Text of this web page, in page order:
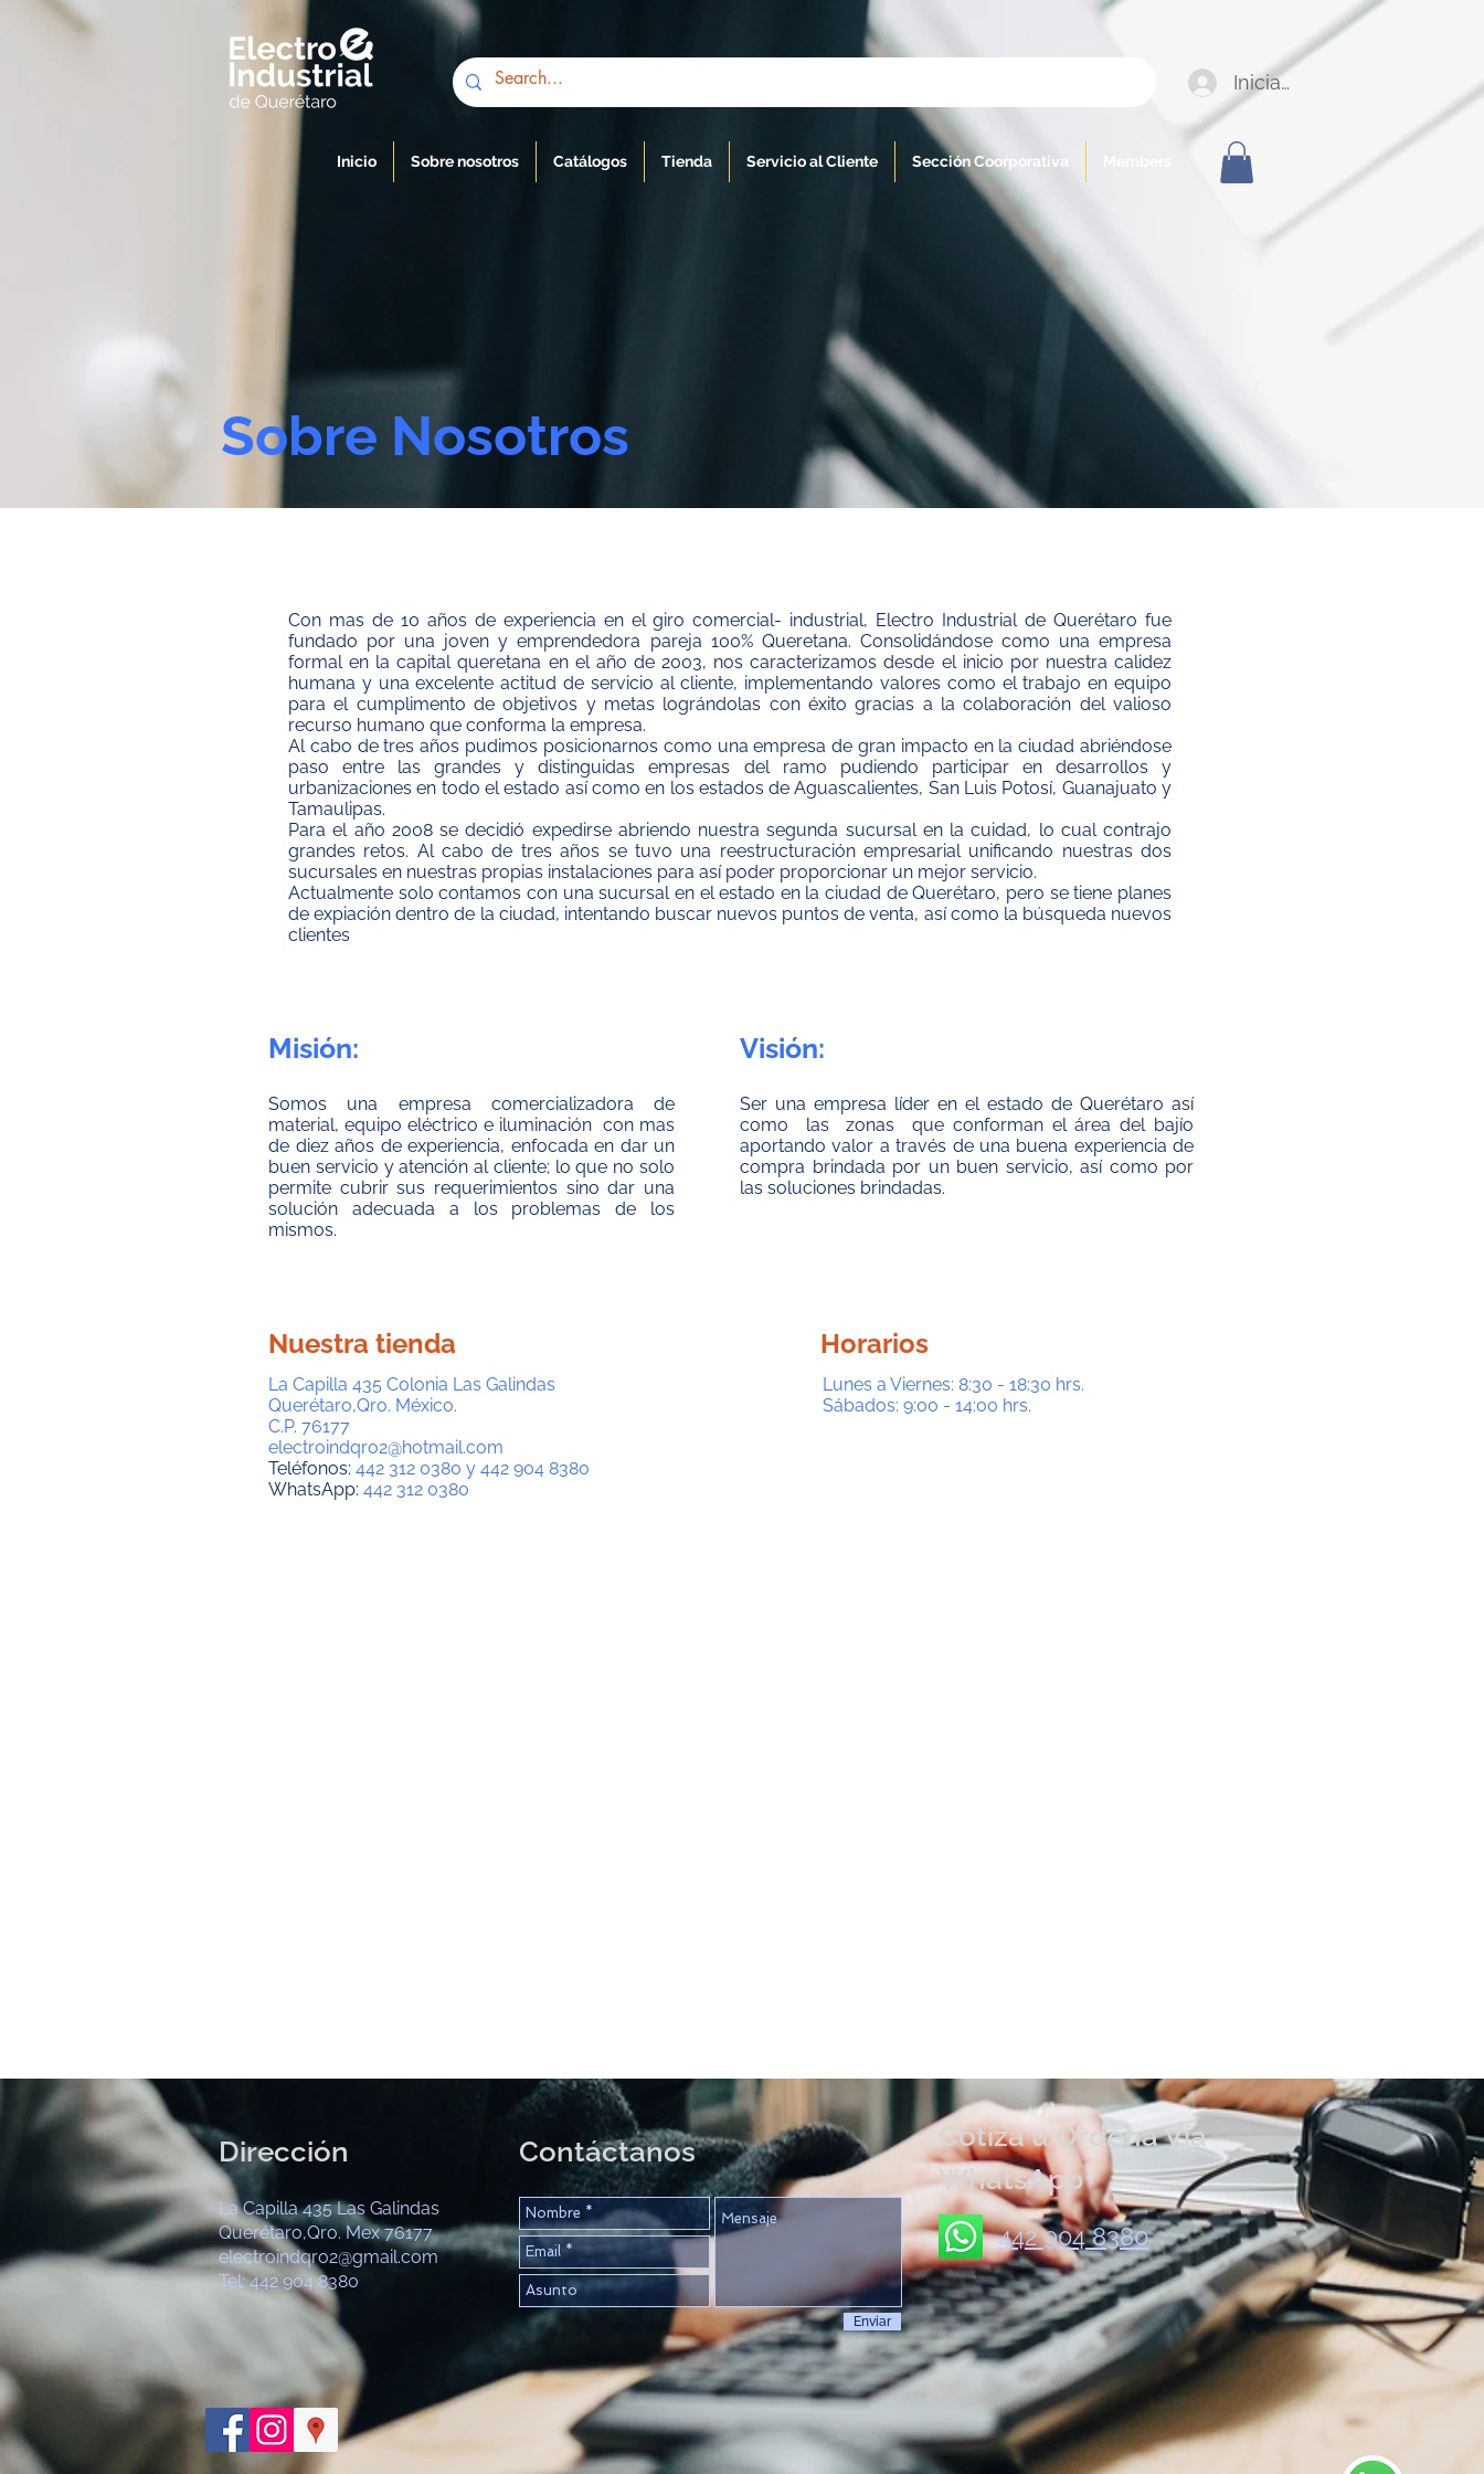
Iniciar sesión
Inicio Sobre nosotros Catálogos Tienda Servicio al Cliente Sección Coorporativa
Sobre Nosotros
Misión: Visión:
Con mas de 10 años de experiencia en el giro comercial- industrial, Electro Industrial de Querétaro fue
fundado por una joven y emprendedora pareja 100% Queretana. Consolidándose como una empresa
formal en la capital queretana en el año de 2003, nos caracterizamos desde el inicio por nuestra calidez
humana y una excelente actitud de servicio al cliente, implementando valores como el trabajo en equipo
para el cumplimento de objetivos y metas lográndolas con éxito gracias a la colaboración del valioso
recurso humano que conforma la empresa.
Al cabo de tres años pudimos posicionarnos como una empresa de gran impacto en la ciudad abriéndose
paso entre las grandes y distinguidas empresas del ramo pudiendo participar en desarrollos y
urbanizaciones en todo el estado así como en los estados de Aguascalientes, San Luis Potosí, Guanajuato y
Tamaulipas.
Para el año 2008 se decidió expedirse abriendo nuestra segunda sucursal en la cuidad, lo cual contrajo
grandes retos. Al cabo de tres años se tuvo una reestructuración empresarial unificando nuestras dos
sucursales en nuestras propias instalaciones para así poder proporcionar un mejor servicio.
Actualmente solo contamos con una sucursal en el estado en la ciudad de Querétaro, pero se tiene planes
de expiación dentro de la ciudad, intentando buscar nuevos puntos de venta, así como la búsqueda nuevos
clientes
Somos una empresa comercializadora de
material, equipo eléctrico e iluminación con mas
de diez años de experiencia, enfocada en dar un
buen servicio y atención al cliente; lo que no solo
permite cubrir sus requerimientos sino dar una
solución adecuada a los problemas de los
mismos.
Ser una empresa líder en el estado de Querétaro así
como las zonas que conforman el área del bajío
aportando valor a través de una buena experiencia de
compra brindada por un buen servicio, así como por
las soluciones brindadas.
Nuestra tienda
La Capilla 435 Colonia Las Galindas
Querétaro,Qro. México.
C.P. 76177
electroindqro2@hotmail.com
Teléfonos: 442 312 0380 y 442 904 8380
WhatsApp: 442 312 0380
Horarios
Lunes a Viernes: 8:30 - 18:30 hrs.
Sábados: 9:00 - 14:00 hrs.
Dirección
La Capilla 435 Las Galindas
Querétaro,Qro. Mex 76177
electroindqro2@gmail.com
Tel: 442 904 8380
Contáctanos
Enviar
Cotiza u Ordena Vía
WhatsApp
442 904 8380